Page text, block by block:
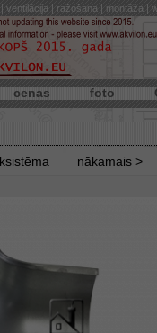
| ražošana | montāža |
cenas foto
nākamais >